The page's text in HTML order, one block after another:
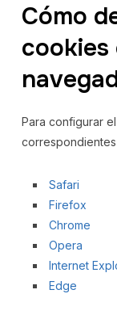
Cómo
cookies
Para configurar
Safari
Firefox
Chrome
Opera
Internet
Edge